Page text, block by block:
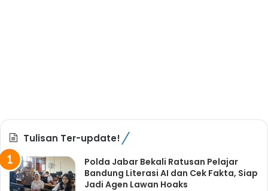
Tulisan Ter-update!
Polda Jabar Bekali Ratusan Pelajar
Bandung Literasi AI dan Cek Fakta, Siap
Jadi Agen Lawan Hoaks